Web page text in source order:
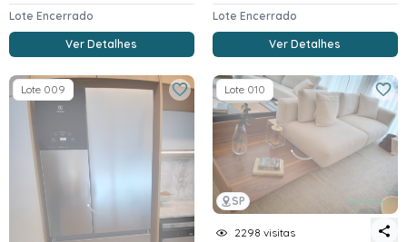
Lote Encerrado
Ver Detalhes
Lote Encerrado
Ver Detalhes
Lote 009
SP
Lote 010
2298 visitas